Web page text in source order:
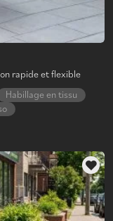
rapide et flexible
Habillage en tissu